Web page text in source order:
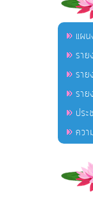
แผ
ราย
ราย
ราย
ปร
คว